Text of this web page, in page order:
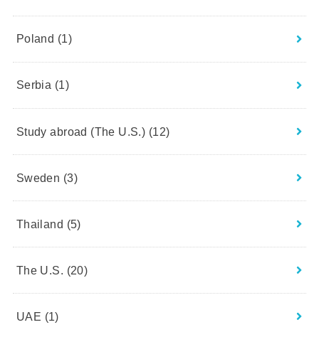
Poland (1)
Serbia (1)
Study abroad (The U.S.) (12)
Sweden (3)
Thailand (5)
The U.S. (20)
UAE (1)